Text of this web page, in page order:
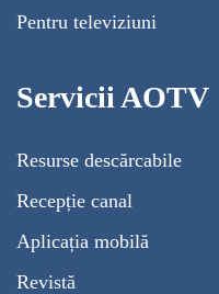
Pentru televiziuni
Servicii AOTV
Resurse descărcabile
Recepție canal
Aplicația mobilă
Revistă